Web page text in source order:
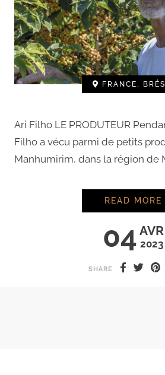
FRANCE,
Ari Filho LE PRODUTEUR
Filho a vécu parmi de petits
Manhumirim, dans la région de
04 AVR
2023
READ MORE
SHARE